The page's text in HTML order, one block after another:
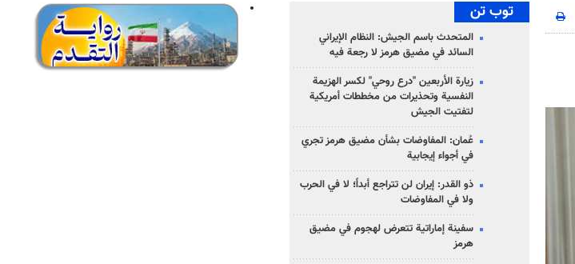
توب تن
المتحدث باسم الجيش: النظام الإيراني
السائد في مضيق هرمز لا رجعة فيه
زيارة الأربعين "درع روحي" لكسر الهزيمة
النفسية وتحذيرات من مخططات أمريكية
لتفتيت الجيش
عُمان: المفاوضات بشأن مضيق هرمز تجري
في أجواء إيجابية
ذو القدر: إيران لن تتراجع أبداً؛ لا في الحرب
ولا في المفاوضات
سفينة إماراتية تتعرض لهجوم في مضيق
هرمز